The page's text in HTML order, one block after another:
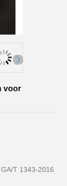
voor
T 1343-2016